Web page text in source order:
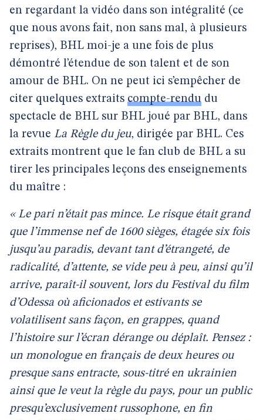
en regardant la vidéo dans son intégralité (ce
que nous avons fait, non sans mal, à plusieurs
reprises), BHL moi-je a une fois de plus
démontré l’étendue de son talent et de son
amour de BHL. On ne peut ici s’empêcher de
citer quelques extraits compte-rendu du
spectacle de BHL sur BHL joué par BHL, dans
la revue La Règle du jeu, dirigée par BHL. Ces
extraits montrent que le fan club de BHL a su
tirer les principales leçons des enseignements
du maître :
« Le pari n’était pas mince. Le risque était grand
que l’immense nef de 1600 sièges, étagée six fois
jusqu’au paradis, devant tant d’étrangeté, de
radicalité, d’attente, se vide peu à peu, ainsi qu’il
arrive, paraît-il souvent, lors du Festival du film
d’Odessa où aficionados et estivants se
volatilisent sans façon, en grappes, quand
l’histoire sur l’écran dérange ou déplaît. Pensez :
un monologue en français de deux heures ou
presque sans entracte, sous-titré en ukrainien
ainsi que le veut la règle du pays, pour un public
presqu’exclusivement russophone, en fin